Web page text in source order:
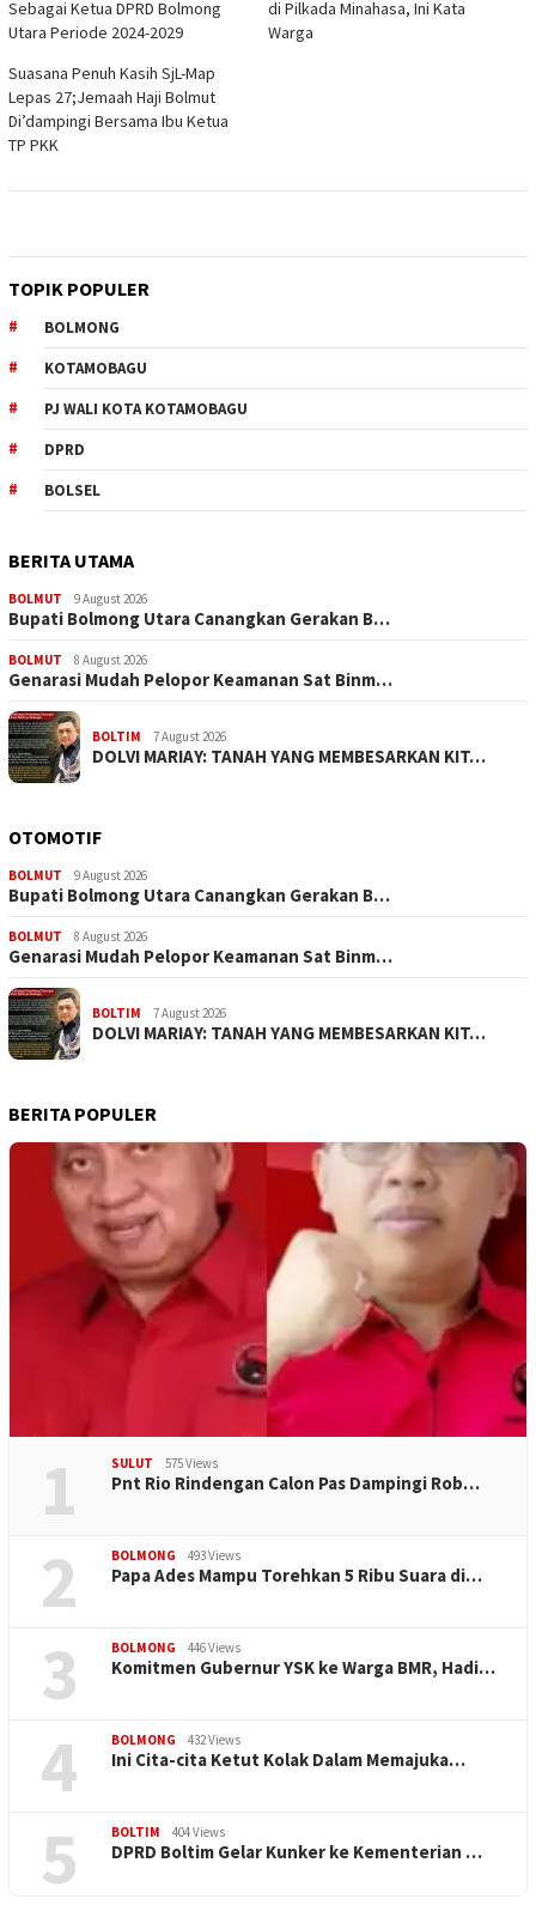
Sebagai Ketua DPRD Bolmong
Utara Periode 2024-2029
di Pilkada Minahasa, Ini Kata
Warga
Suasana Penuh Kasih SjL-Map
Lepas 27;Jemaah Haji Bolmut
Di’dampingi Bersama Ibu Ketua
TP PKK
TOPIK POPULER
BOLMONG
KOTAMOBAGU
PJ WALI KOTA KOTAMOBAGU
DPRD
BOLSEL
BERITA UTAMA
BOLMUT 9 August 2026
Bupati Bolmong Utara Canangkan Gerakan B…
BOLMUT 8 August 2026
Genarasi Mudah Pelopor Keamanan Sat Binm…
BOLTIM 7 August 2026
DOLVI MARIAY: TANAH YANG MEMBESARKAN KIT…
OTOMOTIF
BOLMUT 9 August 2026
Bupati Bolmong Utara Canangkan Gerakan B…
BOLMUT 8 August 2026
Genarasi Mudah Pelopor Keamanan Sat Binm…
BOLTIM 7 August 2026
DOLVI MARIAY: TANAH YANG MEMBESARKAN KIT…
BERITA POPULER
1 SULUT 575 Views
Pnt Rio Rindengan Calon Pas Dampingi Rob…
2 BOLMONG 493 Views
Papa Ades Mampu Torehkan 5 Ribu Suara di…
3 BOLMONG 446 Views
Komitmen Gubernur YSK ke Warga BMR, Hadi…
4 BOLMONG 432 Views
Ini Cita-cita Ketut Kolak Dalam Memajuka…
5 BOLTIM 404 Views
DPRD Boltim Gelar Kunker ke Kementerian …